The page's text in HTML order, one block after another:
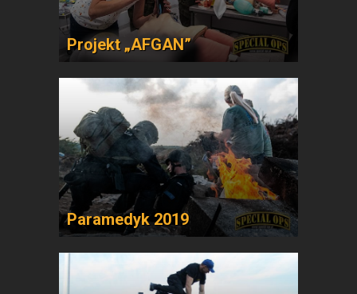
Projekt „AFGAN”
Paramedyk 2019